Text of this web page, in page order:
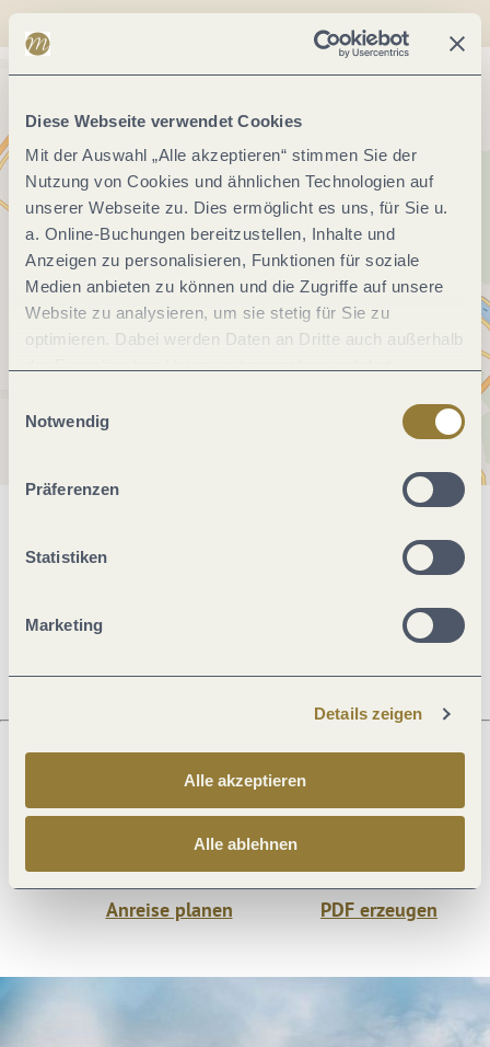
Diese Webseite verwendet Cookies
Mit der Auswahl „Alle akzeptieren“ stimmen Sie der
Nutzung von Cookies und ähnlichen Technologien auf
unserer Webseite zu. Dies ermöglicht es uns, für Sie u.
a. Online-Buchungen bereitzustellen, Inhalte und
Anzeigen zu personalisieren, Funktionen für soziale
Medien anbieten zu können und die Zugriffe auf unsere
Website zu analysieren, um sie stetig für Sie zu
optimieren. Dabei werden Daten an Dritte auch außerhalb
jederzeit widerrufen werden. Mit der Auswahl "Alle
ablehnen" kann es zu Beeinträchtigungen in der Nutzung
Notwendig
Präferenzen
Statistiken
Marketing
Details zeigen
Alle akzeptieren
Alle ablehnen
Allgemeine Informationen
Öffnungszeiten
Was möchtest du als nächstes tun?
Anreise planen PDF erzeugen